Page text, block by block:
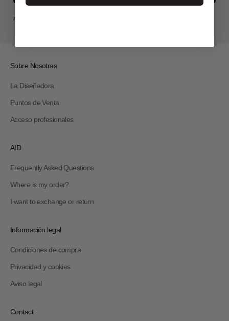
Al dar mis datos, acepto recibir comunicaciones vía whatsapp y email.
Sobre Nosotras
La Diseñadora
Puntos de Venta
Acceso profesionales
AID
Frequently Asked Questions
Where is my order?
I want to exchange or return
Información legal
Condiciones de compra
Privacidad y cookies
Aviso legal
Contact